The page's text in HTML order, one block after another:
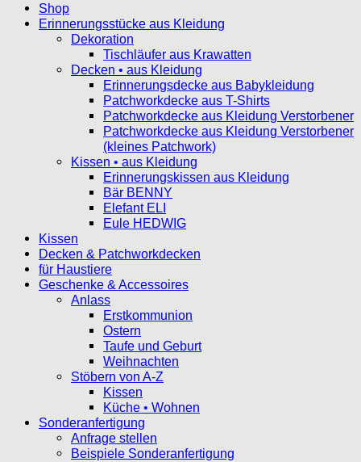
Shop
Erinnerungsstücke aus Kleidung
Dekoration
Tischläufer aus Krawatten
Decken • aus Kleidung
Erinnerungsdecke aus Babykleidung
Patchworkdecke aus T-Shirts
Patchworkdecke aus Kleidung Verstorbener
Patchworkdecke aus Kleidung Verstorbener
(kleines Patchwork)
Kissen • aus Kleidung
Erinnerungskissen aus Kleidung
Bär BENNY
Elefant ELI
Eule HEDWIG
Kissen
Decken & Patchworkdecken
für Haustiere
Geschenke & Accessoires
Anlass
Erstkommunion
Ostern
Taufe und Geburt
Weihnachten
Stöbern von A-Z
Kissen
Küche • Wohnen
Sonderanfertigung
Anfrage stellen
Beispiele Sonderanfertigung